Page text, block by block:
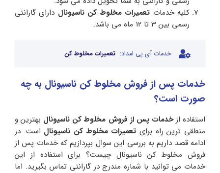
کلیه خدمات تعمیرات مخلوط کن ناسیونال دارای گارانتی
رسمی بین 3 تا 12 ماه می باشد.
خدمات آی پی امداد: تعمیرات مخلوط کن
خدمات پس از فروش مخلوط کن ناسیونال به چه
صورت است؟
استفاده ازخدمات پس از فروش مخلوط کن ناسیونال بهترین و
منطقی ترین راه برایتعمیرات مخلوط کن ناسیونال است. در
ادامه قصد داریم به بررسی این سوال بپردازیم که خدمات پس از
فروش مخلوط کن ناسیونال چیست؟ برای استفاده از این
خدمات می توانید با شماره مندرج در گارانتی تماس بگیرید. اما